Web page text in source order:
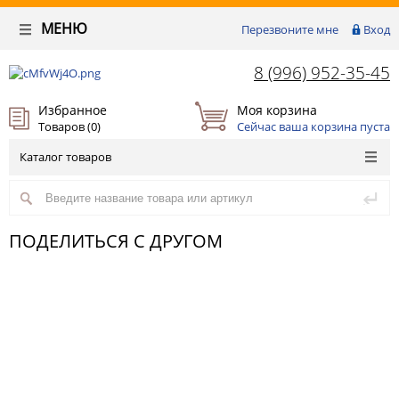
Перезвоните мне Вход
МЕНЮ
8 (996) 952-35-45
Избранное
Товаров (0)
Моя корзина
Сейчас ваша корзина пуста
Каталог товаров
ПОДЕЛИТЬСЯ С ДРУГОМ